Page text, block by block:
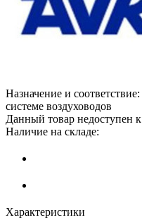
Назначение и соответствие:
системе воздуховодов
Данный товар недоступен к
Наличие на складе:
Характеристики